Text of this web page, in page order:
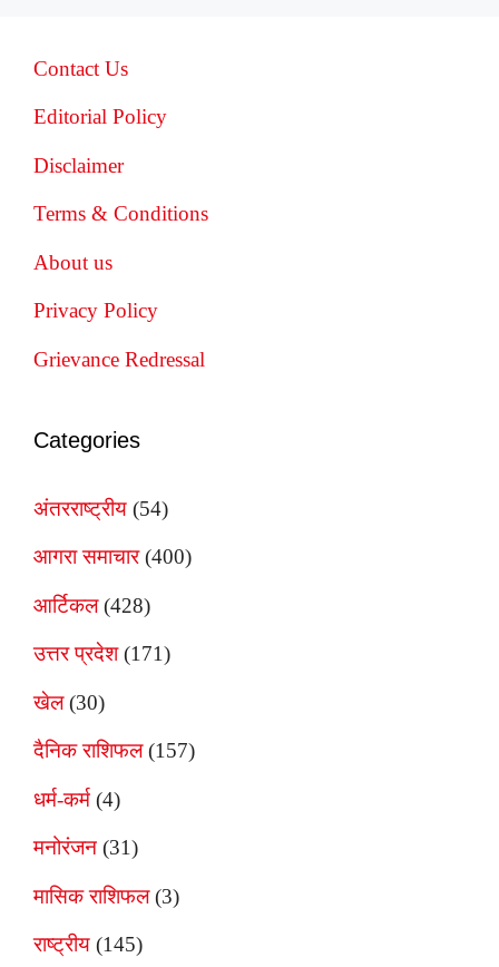
Contact Us
Editorial Policy
Disclaimer
Terms & Conditions
About us
Privacy Policy
Grievance Redressal
Categories
अंतरराष्ट्रीय (54)
आगरा समाचार(400)
आर्टिकल(428)
उत्तर प्रदेश(171)
खेल(30)
दैनिक राशिफल(157)
धर्म-कर्म (4)
मनोरंजन (31)
मासिक राशिफल(3)
राष्ट्रीय (145)